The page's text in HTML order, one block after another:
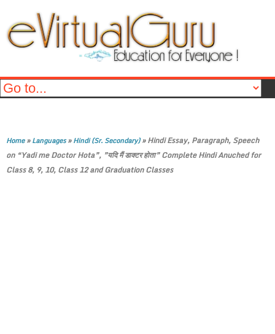
Home»Languages»Hindi (Sr. Secondary)»Hindi Essay, Paragraph, Speech
on “Yadi me Doctor Hota”, ”यदि मैं डाक्टर होता” Complete Hindi Anuched for
Class 8, 9, 10, Class 12 and Graduation Classes